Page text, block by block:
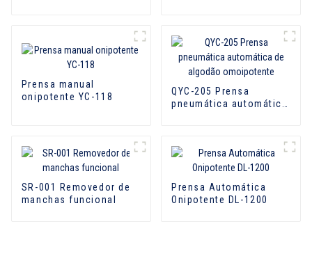
Prensa manual
onipotente YC-118
QYC-205 Prensa
pneumática automática
SR-001 Removedor de
manchas funcional
Prensa Automática
Onipotente DL-1200